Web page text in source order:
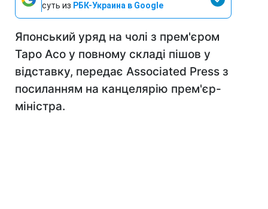
суть из РБК-Украина в Google
Японський уряд на чолі з прем'єром
Таро Асо у повному складі пішов у
відставку, передає Associated Press з
посиланням на канцелярію прем'єр-
міністра.